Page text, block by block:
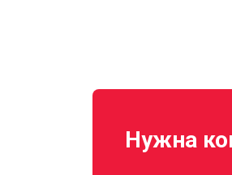
Нужна